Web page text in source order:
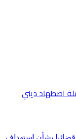
اضطهاد ديني